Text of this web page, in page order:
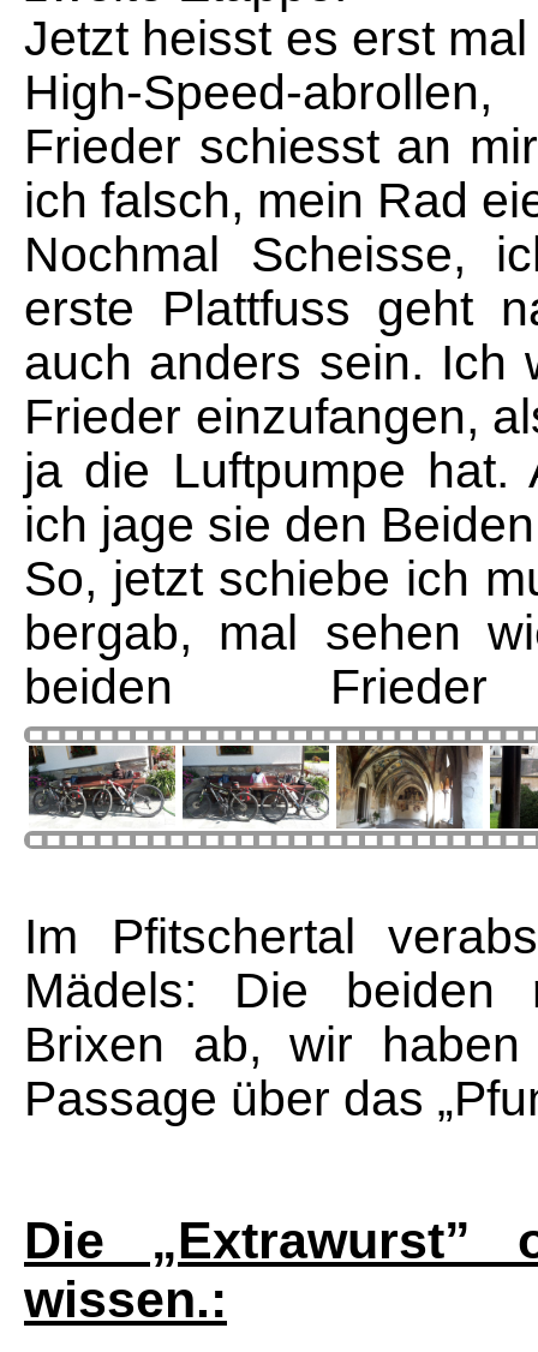
Jetzt heisst es erst
High-Speed-
Frieder schiesst an
ich falsch, mein Rad
Nochmal Scheisse,
erste Plattfuss geht
auch anders sein. Ich
Frieder einzufangen,
ja die Luftpumpe hat.
ich jage sie den
So, jetzt schiebe ich
bergab, mal sehen
beiden
Im Pfitschertal
Mädels: Die beiden
Brixen ab, wir
Passage über das
Die „Extrawurst”
wissen.: